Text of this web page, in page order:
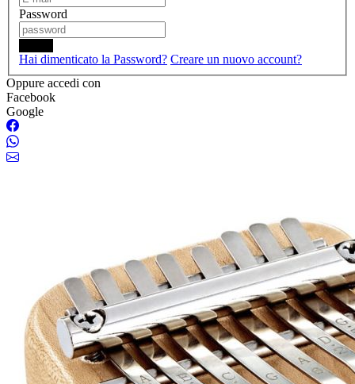
Password
Hai dimenticato la Password? Creare un nuovo account?
Oppure accedi con
Facebook
Google